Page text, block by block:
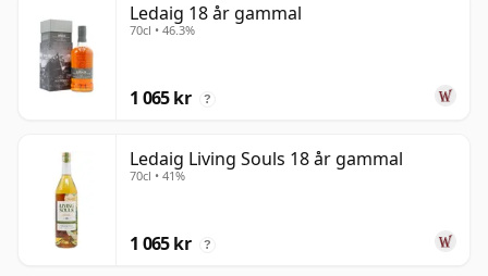
Ledaig 18 år gammal
70cl • 46.3%
1 065 kr ?
Ledaig Living Souls 18 år gammal
70cl • 41%
1 065 kr ?